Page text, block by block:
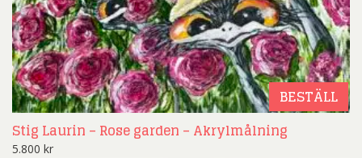
BESTÄLL
Stig Laurin – Rose garden – Akrylmålning
5.800 kr